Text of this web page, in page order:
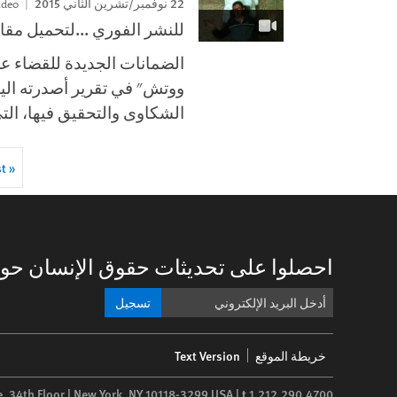
للنشر الفوري ...لتحميل
ووتش" في تقرير أصدرته
الشكاوى والتحقيق فيها، التي أنشئت بعد 2011،
« First
احصلوا على تحديثات حقوق الإنسان
تسجيل
menu
خريطة الموقع Text Version